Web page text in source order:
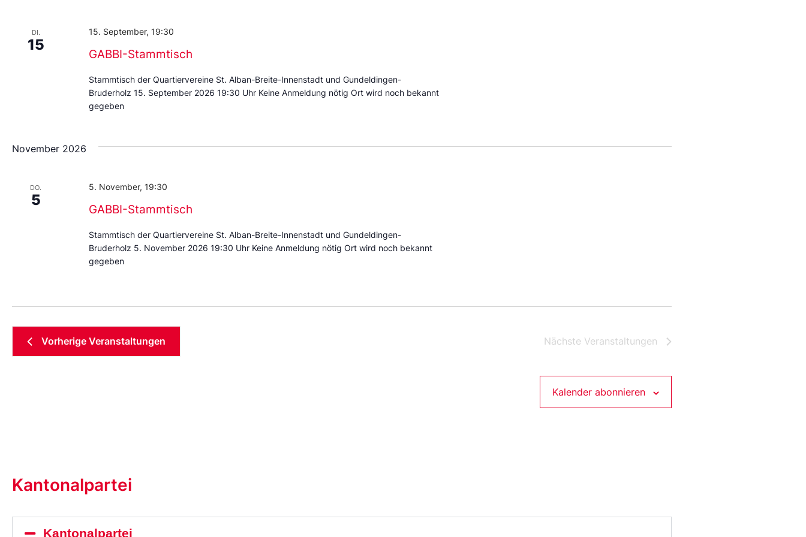
DI.
15
GABBI-Stammtisch
15. September, 19:30
Stammtisch der Quartiervereine St. Alban-Breite-Innenstadt und Gundeldingen-
Bruderholz 15. September 2026 19:30 Uhr Keine Anmeldung nötig Ort wird noch bekannt
gegeben
November 2026
DO.
5
GABBI-Stammtisch
5. November, 19:30
Stammtisch der Quartiervereine St. Alban-Breite-Innenstadt und Gundeldingen-
Bruderholz 5. November 2026 19:30 Uhr Keine Anmeldung nötig Ort wird noch bekannt
gegeben
Vorherige Veranstaltungen Nächste Veranstaltungen
Kalender abonnieren
Kantonalpartei
Kantonalpartei